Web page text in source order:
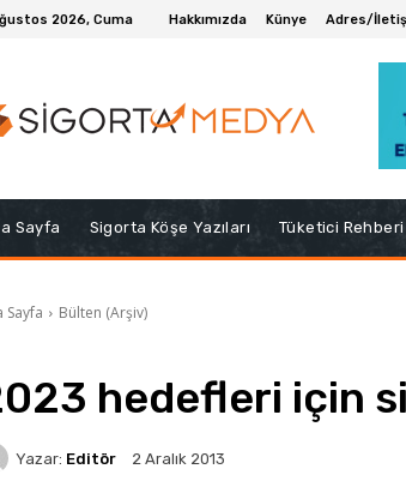
2026, Cuma Hakkımızda Künye Adres/
Sayfa Sigorta Köşe Yazıları Tüketici Rehberi
Sayfa Bülten (Arşiv)
hedefleri için
Yazar: Editör 2 Aralık 2013